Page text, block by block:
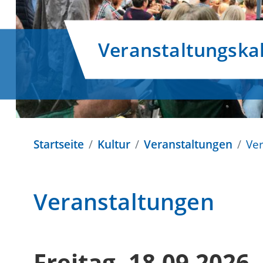
Startseite Kultur Veranstaltungen
Veranstaltungen